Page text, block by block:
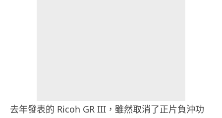
去年發表的 Ricoh GR III，雖然取消了正片負沖功